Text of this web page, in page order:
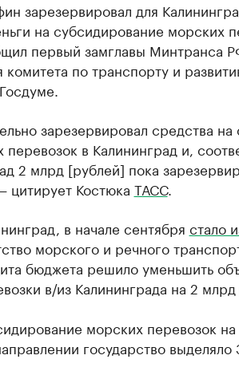
зарезервировал для
на субсидирование морских
первый замглавы Минтранса
комитета по транспорту и
зарезервировал средства
в Калининград и,
2 млрд [рублей] пока
Костюка ТАСС.
в начале сентября стало
морского и речного
бюджета решило уменьшить
в/из Калининграда на 2 млрд
морских перевозок на
государство выделяло